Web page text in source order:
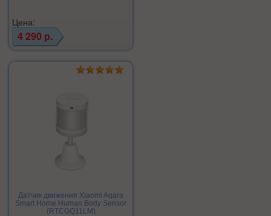
Цена:
4 290 р.
Датчик движения Xiaomi Aqara
Smart Home Human Body Sensor
(RTCGQ11LM)